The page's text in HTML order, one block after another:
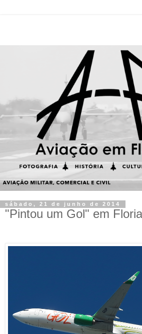
sábado, 21 de junho de 2014
"Pintou um Gol" em